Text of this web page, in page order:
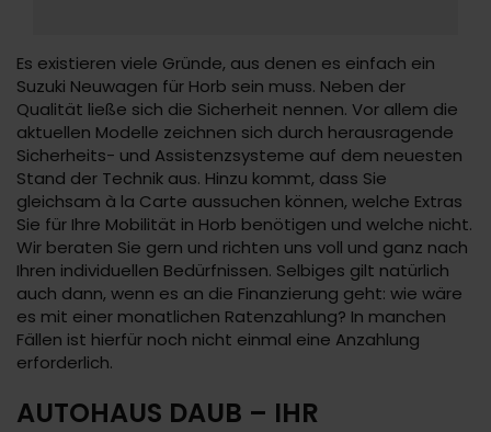
Es existieren viele Gründe, aus denen es einfach ein
Suzuki Neuwagen für Horb sein muss. Neben der
Qualität ließe sich die Sicherheit nennen. Vor allem die
aktuellen Modelle zeichnen sich durch herausragende
Sicherheits- und Assistenzsysteme auf dem neuesten
Stand der Technik aus. Hinzu kommt, dass Sie
gleichsam à la Carte aussuchen können, welche Extras
Sie für Ihre Mobilität in Horb benötigen und welche nicht.
Wir beraten Sie gern und richten uns voll und ganz nach
Ihren individuellen Bedürfnissen. Selbiges gilt natürlich
auch dann, wenn es an die Finanzierung geht: wie wäre
es mit einer monatlichen Ratenzahlung? In manchen
Fällen ist hierfür noch nicht einmal eine Anzahlung
erforderlich.
AUTOHAUS DAUB – IHR